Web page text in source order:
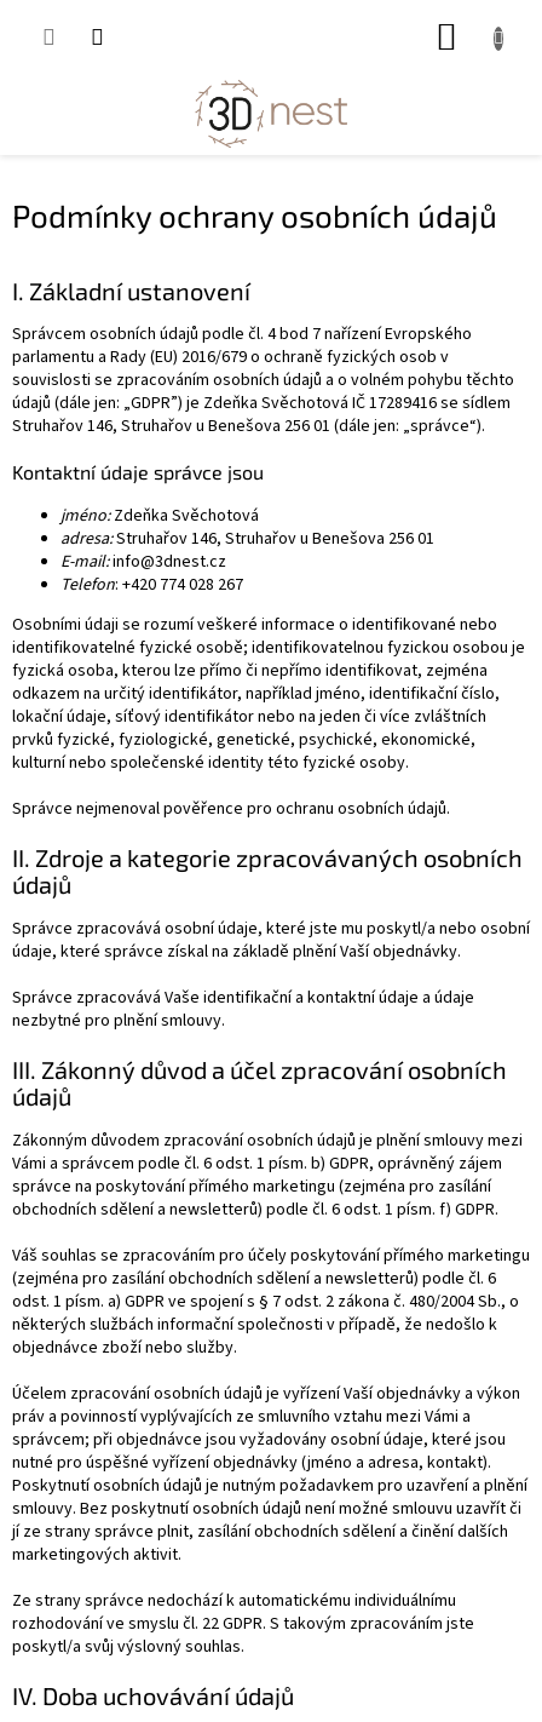
Podmínky ochrany osobních údajů
I. Základní ustanovení
Správcem osobních údajů podle čl. 4 bod 7 nařízení Evropského
parlamentu a Rady (EU) 2016/679 o ochraně fyzických osob v
souvislosti se zpracováním osobních údajů a o volném pohybu těchto
údajů (dále jen: „GDPR”) je Zdeňka Svěchotová IČ 17289416 se sídlem
Struhařov 146, Struhařov u Benešova 256 01 (dále jen: „správce“).
Kontaktní údaje správce jsou
jméno:Zdeňka Svěchotová
adresa:Struhařov 146, Struhařov u Benešova 256 01
E-mail:info@3dnest.cz
Telefon: +420 774 028 267
Osobními údaji se rozumí veškeré informace o identifikované nebo
identifikovatelné fyzické osobě; identifikovatelnou fyzickou osobou je
fyzická osoba, kterou lze přímo či nepřímo identifikovat, zejména
odkazem na určitý identifikátor, například jméno, identifikační číslo,
lokační údaje, síťový identifikátor nebo na jeden či více zvláštních
prvků fyzické, fyziologické, genetické, psychické, ekonomické,
kulturní nebo společenské identity této fyzické osoby.
Správce nejmenoval pověřence pro ochranu osobních údajů.
II. Zdroje a kategorie zpracovávaných osobních
údajů
Správce zpracovává osobní údaje, které jste mu poskytl/a nebo osobní
údaje, které správce získal na základě plnění Vaší objednávky.
Správce zpracovává Vaše identifikační a kontaktní údaje a údaje
nezbytné pro plnění smlouvy.
III. Zákonný důvod a účel zpracování osobních
údajů
Zákonným důvodem zpracování osobních údajů je plnění smlouvy mezi
Vámi a správcem podle čl. 6 odst. 1 písm. b) GDPR, oprávněný zájem
správce na poskytování přímého marketingu (zejména pro zasílání
obchodních sdělení a newsletterů) podle čl. 6 odst. 1 písm. f) GDPR.
Váš souhlas se zpracováním pro účely poskytování přímého marketingu
(zejména pro zasílání obchodních sdělení a newsletterů) podle čl. 6
odst. 1 písm. a) GDPR ve spojení s § 7 odst. 2 zákona č. 480/2004 Sb., o
některých službách informační společnosti v případě, že nedošlo k
objednávce zboží nebo služby.
Účelem zpracování osobních údajů je vyřízení Vaší objednávky a výkon
práv a povinností vyplývajících ze smluvního vztahu mezi Vámi a
správcem; při objednávce jsou vyžadovány osobní údaje, které jsou
nutné pro úspěšné vyřízení objednávky (jméno a adresa, kontakt).
Poskytnutí osobních údajů je nutným požadavkem pro uzavření a plnění
smlouvy. Bez poskytnutí osobních údajů není možné smlouvu uzavřít či
jí ze strany správce plnit, zasílání obchodních sdělení a činění dalších
marketingových aktivit.
Ze strany správce nedochází k automatickému individuálnímu
rozhodování ve smyslu čl. 22 GDPR. S takovým zpracováním jste
poskytl/a svůj výslovný souhlas.
IV. Doba uchovávání údajů